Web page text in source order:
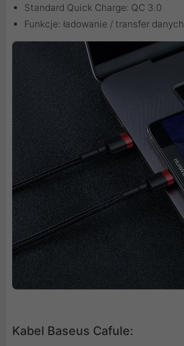
Standard Quick Charge: QC 3.0
Funkcje: ładowanie / transfer danych
Kabel Baseus Cafule: